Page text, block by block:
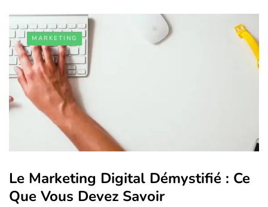
MARKETING
Le Marketing Digital Démystifié : Ce
Que Vous Devez Savoir